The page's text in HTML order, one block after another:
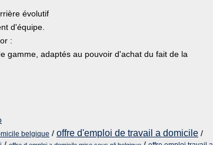
évolutif
d'équipe.
:
gamme, adaptés au pouvoir d'achat du fait de la
belgique / offre d'emploi de travail a domicile /